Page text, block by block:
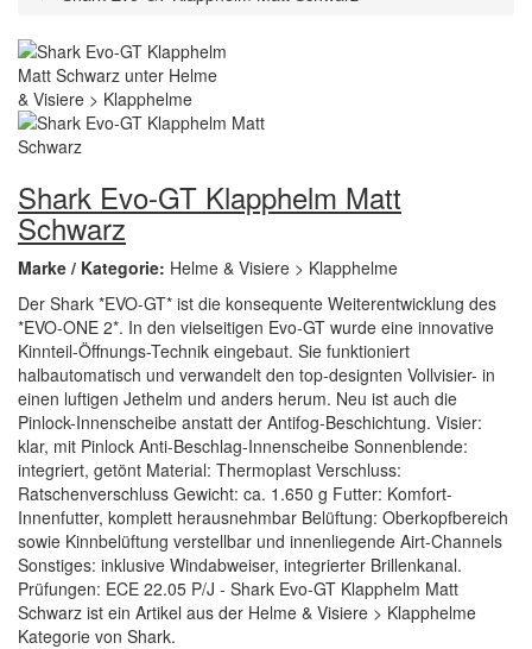
Shark Evo-GT Klapphelm Matt
Schwarz
Marke / Kategorie: Helme & Visiere > Klapphelme
Der Shark *EVO-GT* ist die konsequente Weiterentwicklung des
*EVO-ONE 2*. In den vielseitigen Evo-GT wurde eine innovative
Kinnteil-Öffnungs-Technik eingebaut. Sie funktioniert
halbautomatisch und verwandelt den top-designten Vollvisier- in
einen luftigen Jethelm und anders herum. Neu ist auch die
Pinlock-Innenscheibe anstatt der Antifog-Beschichtung. Visier:
klar, mit Pinlock Anti-Beschlag-Innenscheibe Sonnenblende:
integriert, getönt Material: Thermoplast Verschluss:
Ratschenverschluss Gewicht: ca. 1.650 g Futter: Komfort-
Innenfutter, komplett herausnehmbar Belüftung: Oberkopfbereich
sowie Kinnbelüftung verstellbar und innenliegende Airt-Channels
Sonstiges: inklusive Windabweiser, integrierter Brillenkanal.
Prüfungen: ECE 22.05 P/J - Shark Evo-GT Klapphelm Matt
Schwarz ist ein Artikel aus der Helme & Visiere > Klapphelme
Kategorie von Shark.